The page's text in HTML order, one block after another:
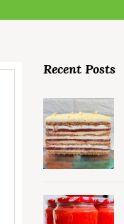
Recent Posts